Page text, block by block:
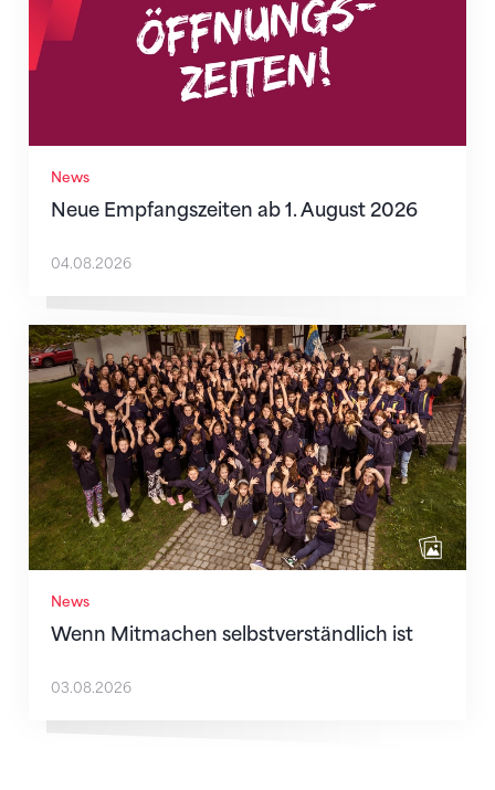
News
Neue Empfangszeiten ab 1. August 2026
04.08.2026
News
Wenn Mitmachen selbstverständlich ist
Wenn Mitmachen selbstverständlich ist
03.08.2026